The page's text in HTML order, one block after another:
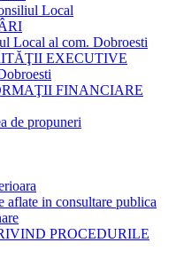
Local
Local al com. Dobroesti
EXECUTIVE
FINANCIARE
de propuneri
aflate in consultare publica
PROCEDURILE